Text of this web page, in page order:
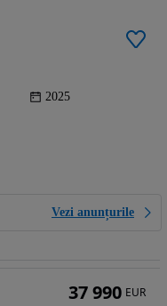
2025
Vezi anunțurile
37 990 EUR